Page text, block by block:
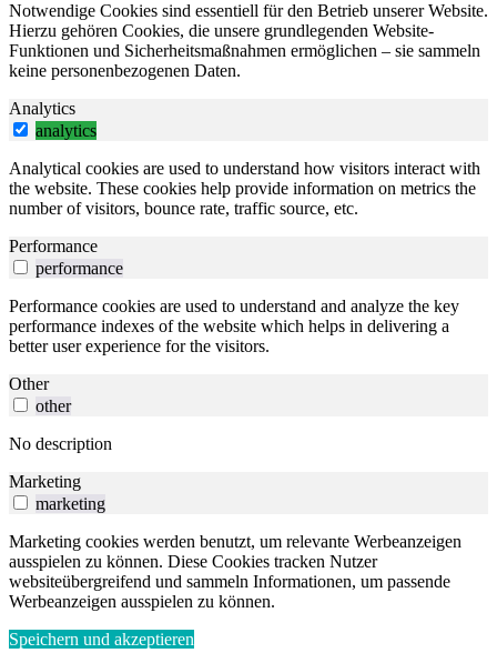
Notwendige Cookies sind essentiell für den Betrieb unserer Website.
Hierzu gehören Cookies, die unsere grundlegenden Website-
Funktionen und Sicherheitsmaßnahmen ermöglichen – sie sammeln
keine personenbezogenen Daten.
Analytics
analytics
Analytical cookies are used to understand how visitors interact with
the website. These cookies help provide information on metrics the
number of visitors, bounce rate, traffic source, etc.
Performance
performance
Performance cookies are used to understand and analyze the key
performance indexes of the website which helps in delivering a
better user experience for the visitors.
Other
other
No description
Marketing
marketing
Marketing cookies werden benutzt, um relevante Werbeanzeigen
ausspielen zu können. Diese Cookies tracken Nutzer
websiteübergreifend und sammeln Informationen, um passende
Werbeanzeigen ausspielen zu können.
Speichern und akzeptieren